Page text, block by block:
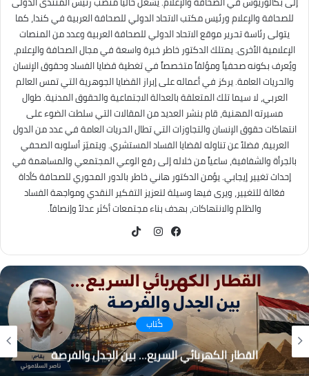
للصحافة والإعلام ورئيس مكتب الاتحاد الدولي للصحافة العربية في كندا، كما
يتولى رئاسة تحرير موقع الاتحاد الدولي للصحافة العربية وعدد من المنصات
الإعلامية الأخرى. يمتلك الدكتور خاطر خبرة واسعة في مجال الصحافة والإعلام،
ويُعرف بكونه صحفياً ومؤلفاً متخصصاً في تغطية قضايا الفساد وحقوق الإنسان
والحريات العامة. يركز في أعماله على إبراز القضايا الجوهرية التي تمس العالم
العربي، لا سيما تلك المتعلقة بالعدالة الاجتماعية والحقوق المدنية. طوال
مسيرته المهنية، قام بنشر العديد من المقالات التي سلطت الضوء على
انتهاكات حقوق الإنسان والتجاوزات التي تطال الحريات العامة في عدد من الدول
العربية، فضلاً عن تناوله لقضايا الفساد المستشري. ويتميّز أسلوبه الصحفي
بالجرأة والشفافية، ساعياً من خلاله إلى رفع الوعي المجتمعي والمساهمة في
إحداث تغيير إيجابي. يؤمن الدكتور هاني خاطر بالدور المحوري للصحافة كأداة
فعّالة للتغيير، ويرى فيها وسيلة لتعزيز التفكير النقدي ومواجهة الفساد
والظلم والانتهاكات، بهدف بناء مجتمعات أكثر عدلاً وإنصافاً.
كُتاب
التغير المناخي… من التحذير إلى الاحتراق ، هل أصبح
العالم يعيش عصر الكوارث المناخية؟